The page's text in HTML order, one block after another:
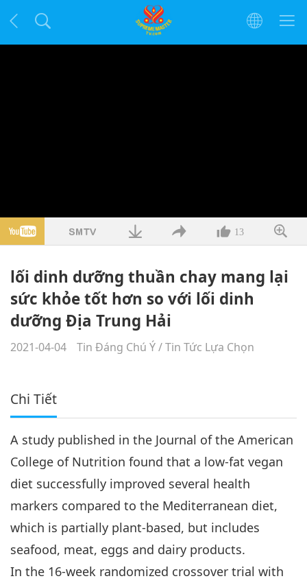
13
lối dinh dưỡng thuần chay mang lại
sức khỏe tốt hơn so với lối dinh
dưỡng Địa Trung Hải
2021-04-04 Tin Đáng Chú Ý/Tin Tức Lựa Chọn
Chi Tiết
A study published in the Journal of the American
College of Nutrition found that a low-fat vegan
diet successfully improved several health
markers compared to the Mediterranean diet,
which is partially plant-based, but includes
seafood, meat, eggs and dairy products.
In the 16-week randomized crossover trial with